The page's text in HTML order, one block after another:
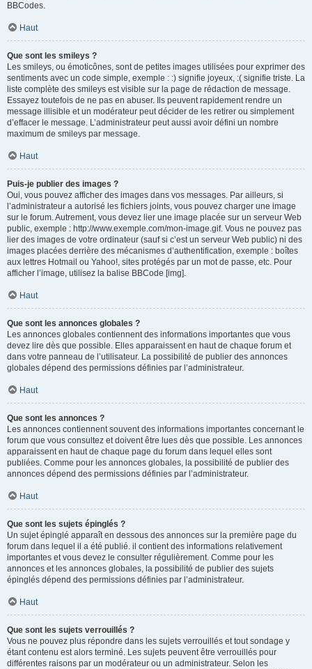
BBCodes.
Haut
Que sont les smileys ?
Les smileys, ou émoticônes, sont de petites images utilisées pour exprimer des
sentiments avec un code simple, exemple : :) signifie joyeux, :( signifie triste. La
liste complète des smileys est visible sur la page de rédaction de message.
Essayez toutefois de ne pas en abuser. Ils peuvent rapidement rendre un
message illisible et un modérateur peut décider de les retirer ou simplement
d’effacer le message. L’administrateur peut aussi avoir défini un nombre
maximum de smileys par message.
Haut
Puis-je publier des images ?
Oui, vous pouvez afficher des images dans vos messages. Par ailleurs, si
l’administrateur a autorisé les fichiers joints, vous pouvez charger une image
sur le forum. Autrement, vous devez lier une image placée sur un serveur Web
public, exemple : http://www.exemple.com/mon-image.gif. Vous ne pouvez pas
lier des images de votre ordinateur (sauf si c’est un serveur Web public) ni des
images placées derrière des mécanismes d’authentification, exemple : boîtes
aux lettres Hotmail ou Yahoo!, sites protégés par un mot de passe, etc. Pour
afficher l’image, utilisez la balise BBCode [img].
Haut
Que sont les annonces globales ?
Les annonces globales contiennent des informations importantes que vous
devez lire dès que possible. Elles apparaissent en haut de chaque forum et
dans votre panneau de l’utilisateur. La possibilité de publier des annonces
globales dépend des permissions définies par l’administrateur.
Haut
Que sont les annonces ?
Les annonces contiennent souvent des informations importantes concernant le
forum que vous consultez et doivent être lues dès que possible. Les annonces
apparaissent en haut de chaque page du forum dans lequel elles sont
publiées. Comme pour les annonces globales, la possibilité de publier des
annonces dépend des permissions définies par l’administrateur.
Haut
Que sont les sujets épinglés ?
Un sujet épinglé apparaît en dessous des annonces sur la première page du
forum dans lequel il a été publié. il contient des informations relativement
importantes et vous devez le consulter régulièrement. Comme pour les
annonces et les annonces globales, la possibilité de publier des sujets
épinglés dépend des permissions définies par l’administrateur.
Haut
Que sont les sujets verrouillés ?
Vous ne pouvez plus répondre dans les sujets verrouillés et tout sondage y
étant contenu est alors terminé. Les sujets peuvent être verrouillés pour
différentes raisons par un modérateur ou un administrateur. Selon les